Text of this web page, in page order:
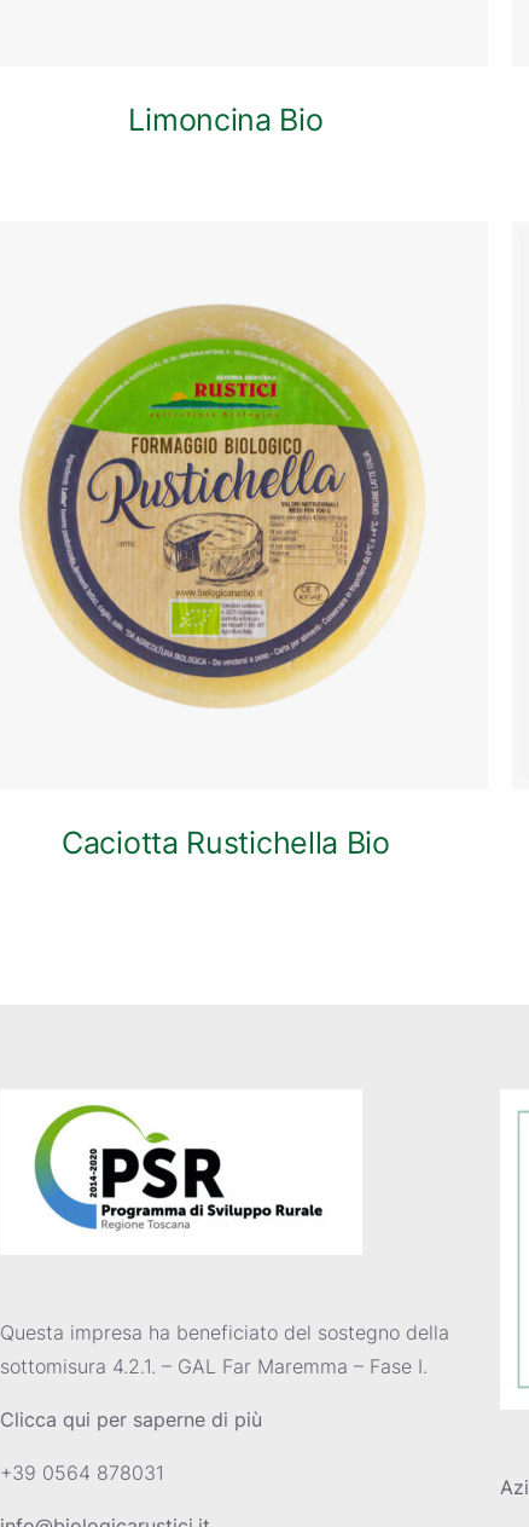
Limoncina Bio
ANTEPRIMA RAPIDA
Caciotta Rustichella Bio
Questa impresa ha beneficiato del sostegno della
sottomisura 4.2.1. – GAL Far Maremma – Fase I.
Clicca qui per saperne di più
+39 0564 878031